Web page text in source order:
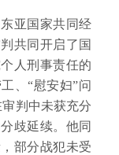
亚国家共同经
共同开启了国
人刑事责任的
、“慰安妇”问
判中未获充分
歧延续。他同
部分战犯未受